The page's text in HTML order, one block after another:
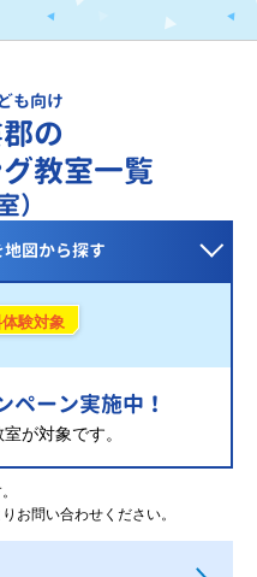
も向け
の
教室一覧
）
地図から探す
験対象
ペーン実施中！
が対象です。
お問い合わせください。